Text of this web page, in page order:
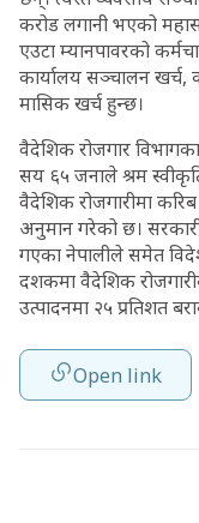
करोड लगानी भएको
एउटा म्यानपावरको
कार्यालय सञ्चालन
मासिक खर्च हुन्छ।
वैदेशिक रोजगार
सय ६५ जनाले श्रम
वैदेशिक रोजगारीमा
अनुमान गरेको छ।
गएका नेपालीले समेत
दशकमा वैदेशिक
उत्पादनमा २५ प्रतिशत
Open link